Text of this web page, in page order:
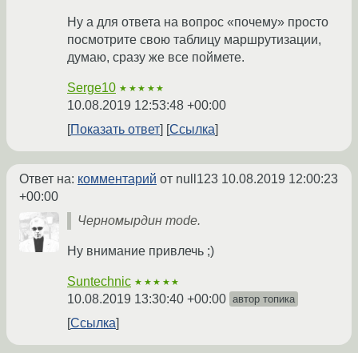
Ну а для ответа на вопрос «почему» просто
посмотрите свою таблицу маршрутизации,
думаю, сразу же все поймете.
Serge10 ★★★★★
10.08.2019 12:53:48 +00:00
Показать ответ
Ссылка
Ответ на: комментарий от null123 10.08.2019 12:00:23
+00:00
Черномырдин mode.
Ну внимание привлечь ;)
Suntechnic ★★★★★
10.08.2019 13:30:40 +00:00 автор топика
Ссылка